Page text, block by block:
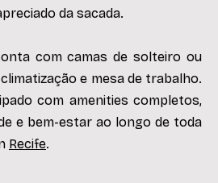
da sacada.
com camas de solteiro ou
e mesa de trabalho.
com amenities completos,
e bem-estar ao longo de toda
Recife.